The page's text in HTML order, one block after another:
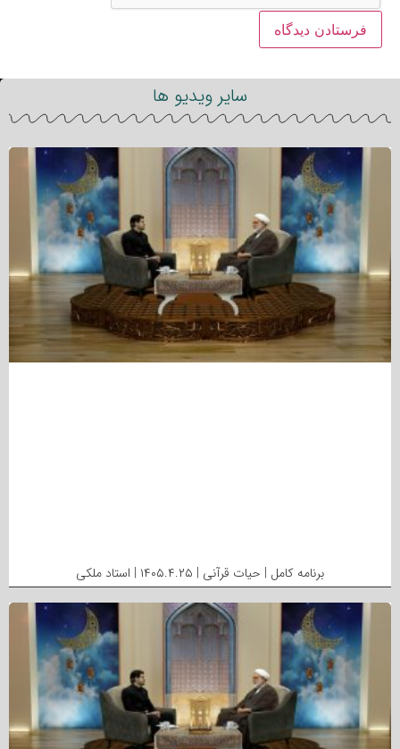
سایر ویدیو ها
برنامه کامل | حیات قرآنی | ۱۴۰۵.۴.۲۵ | استاد ملکی